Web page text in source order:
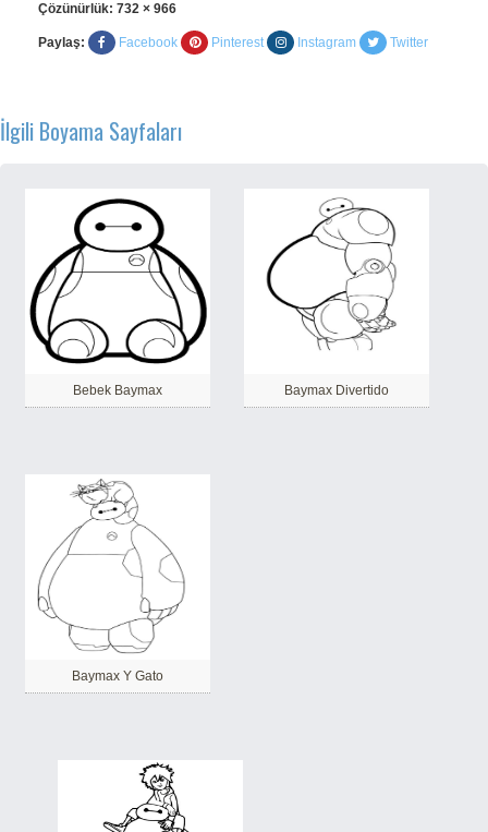
Çözünürlük: 732 × 966
Paylaş: Facebook Pinterest Instagram Twitter
İlgili Boyama Sayfaları
Bebek Baymax Baymax Divertido
Baymax Y Gato